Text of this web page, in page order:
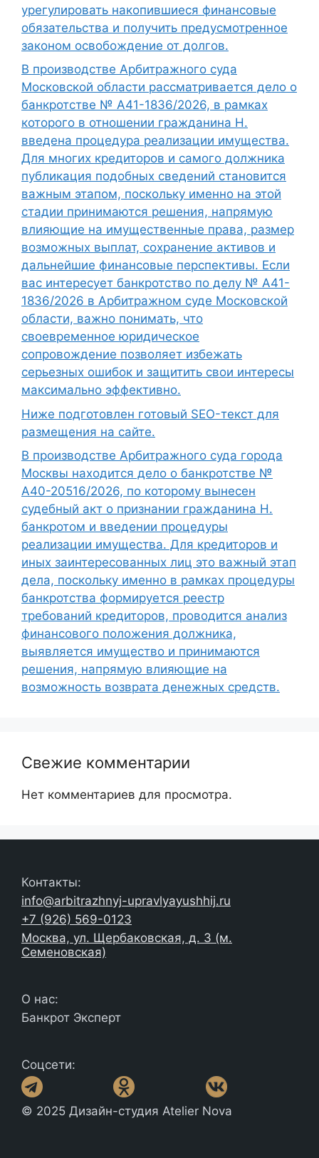
урегулировать накопившиеся финансовые
обязательства и получить предусмотренное
законом освобождение от долгов.
В производстве Арбитражного суда
Московской области рассматривается дело о
банкротстве № А41-1836/2026, в рамках
которого в отношении гражданина Н.
введена процедура реализации имущества.
Для многих кредиторов и самого должника
публикация подобных сведений становится
важным этапом, поскольку именно на этой
стадии принимаются решения, напрямую
влияющие на имущественные права, размер
возможных выплат, сохранение активов и
дальнейшие финансовые перспективы. Если
вас интересует банкротство по делу № А41-
1836/2026 в Арбитражном суде Московской
области, важно понимать, что
своевременное юридическое
сопровождение позволяет избежать
серьезных ошибок и защитить свои интересы
максимально эффективно.
Ниже подготовлен готовый SEO-текст для
размещения на сайте.
В производстве Арбитражного суда города
Москвы находится дело о банкротстве №
А40-20516/2026, по которому вынесен
судебный акт о признании гражданина Н.
банкротом и введении процедуры
реализации имущества. Для кредиторов и
иных заинтересованных лиц это важный этап
дела, поскольку именно в рамках процедуры
банкротства формируется реестр
требований кредиторов, проводится анализ
финансового положения должника,
выявляется имущество и принимаются
решения, напрямую влияющие на
возможность возврата денежных средств.
Свежие комментарии
Нет комментариев для просмотра.
Контакты:
info@arbitrazhnyj-upravlyayushhij.ru
+7 (926) 569-0123
Москва, ул. Щербаковская, д. 3 (м.
Семеновская)
О нас:
Банкрот Эксперт
Соцсети:
© 2025 Дизайн-студия Atelier Nova